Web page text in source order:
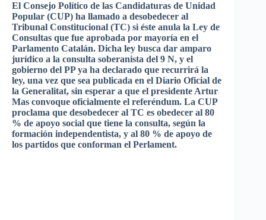
El Consejo Político de las Candidaturas de Unidad
Popular (CUP) ha llamado a desobedecer al
Tribunal Constitucional (TC) si éste anula la Ley de
Consultas que fue aprobada por mayoría en el
Parlamento Catalán. Dicha ley busca dar amparo
jurídico a la consulta soberanista del 9 N, y el
gobierno del PPya ha declarado que recurrirá la
ley, una vez que sea publicada en el Diario Oficial de
la Generalitat, sin esperar a que el presidente Artur
Mas convoque oficialmente el referéndum. La CUP
proclama que desobedecer al TC es obedecer al 80
% de apoyo social que tiene la consulta, según la
formación independentista, y al 80 % de apoyo de
los partidos que conforman el Perlament.